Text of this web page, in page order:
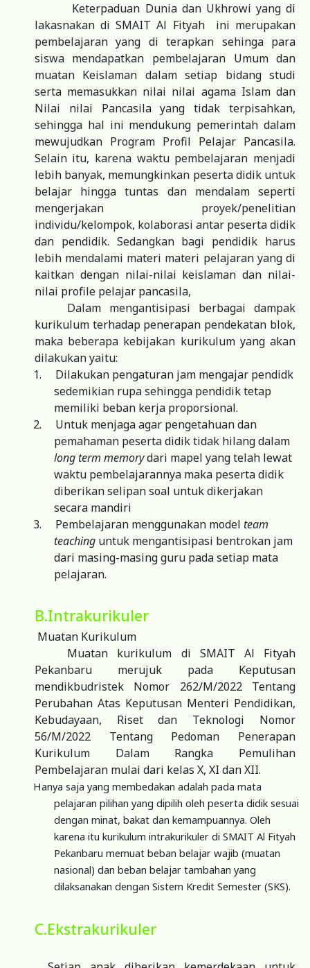
Keterpaduan Dunia dan Ukhrowi yang di
lakasnakan di SMAIT Al Fityah ini merupakan
pembelajaran yang di terapkan sehinga para
siswa mendapatkan pembelajaran Umum dan
muatan Keislaman dalam setiap bidang studi
serta memasukkan nilai nilai agama Islam dan
Nilai nilai Pancasila yang tidak terpisahkan,
sehingga hal ini mendukung pemerintah dalam
mewujudkan Program Profil Pelajar Pancasila.
Selain itu, karena waktu pembelajaran menjadi
lebih banyak, memungkinkan peserta didik untuk
belajar hingga tuntas dan mendalam seperti
mengerjakan proyek/penelitian
individu/kelompok, kolaborasi antar peserta didik
dan pendidik. Sedangkan bagi pendidik harus
lebih mendalami materi materi pelajaran yang di
kaitkan dengan nilai-nilai keislaman dan nilai-
nilai profile pelajar pancasila,
Dalam mengantisipasi berbagai dampak
kurikulum terhadap penerapan pendekatan blok,
maka beberapa kebijakan kurikulum yang akan
dilakukan yaitu:
1.
Dilakukan pengaturan jam mengajar pendidk
sedemikian rupa sehingga pendidik tetap
memiliki beban kerja proporsional.
2.
Untuk menjaga agar pengetahuan dan
pemahaman peserta didik tidak hilang dalam
long term memorydari mapel yang telah lewat
waktu pembelajarannya maka peserta didik
diberikan selipan soal untuk dikerjakan
secara mandiri
3.
Pembelajaran menggunakan model team
teaching untuk mengantisipasi bentrokan jam
dari masing-masing guru pada setiap mata
pelajaran.
B.Intrakurikuler
Muatan Kurikulum
Muatan kurikulum di SMAIT Al Fityah
Pekanbaru merujuk pada Keputusan
mendikbudristek Nomor 262/M/2022 Tentang
Perubahan Atas Keputusan Menteri Pendidikan,
Kebudayaan, Riset dan Teknologi Nomor
56/M/2022 Tentang Pedoman Penerapan
Kurikulum Dalam Rangka Pemulihan
Pembelajaran mulai dari kelas X, XI dan XII.
Hanya saja yang membedakan adalah pada mata
pelajaran pilihan yang dipilih oleh peserta didik sesuai
dengan minat, bakat dan kemampuannya. Oleh
karena itu kurikulum intrakurikuler di SMAIT Al Fityah
Pekanbaru memuat beban belajar wajib (muatan
nasional) dan beban belajar tambahan yang
dilaksanakan dengan Sistem Kredit Semester (SKS).
C.Ekstrakurikuler